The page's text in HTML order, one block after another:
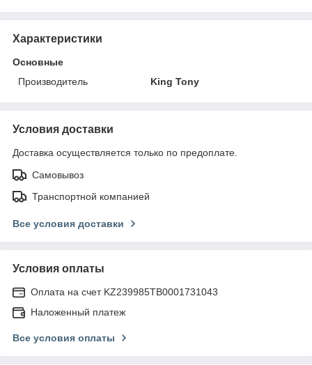
Характеристики
Основные
Производитель
King Tony
Условия доставки
Доставка осуществляется только по предоплате.
Самовывоз
Транспортной компанией
Все условия доставки
Условия оплаты
Оплата на счет KZ239985TB0001731043
Наложенный платеж
Все условия оплаты